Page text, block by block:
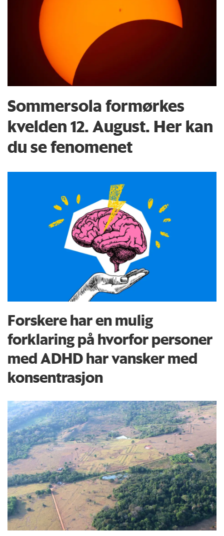
Sommersola formørkes
kvelden 12. August. Her kan
du se fenomenet
Forskere har en mulig
forklaring på hvorfor personer
med ADHD har vansker med
konsentrasjon